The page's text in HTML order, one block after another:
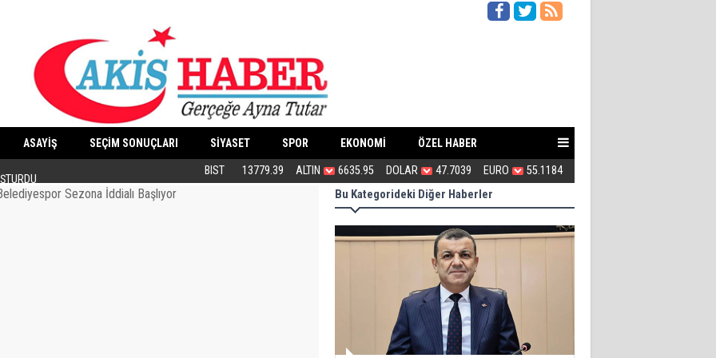
ASAYİŞ SEÇİM SONUÇLARI SİYASET SPOR EKONOMİ ÖZEL HABER
Öcalan’ın ayağına gidenler neden buradaki gazileri ziyaret etmiyor
BIST 13779.39 ALTIN 6635.95 DOLAR 47.7039 EURO 55.1184
Bu Kategorideki Diğer Haberler